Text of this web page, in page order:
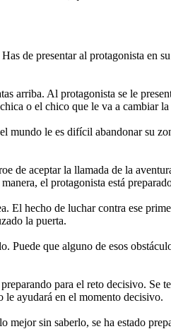
de presentar al protagonista en
arriba. Al protagonista se le
o el chico que le va a cambiar
le es difícil abandonar su
de aceptar la llamada de la
el protagonista está
hecho de luchar contra ese
la puerta.
que alguno de esos
para el reto decisivo. Se
le ayudará en el momento decisivo.
sin saberlo, se ha estado